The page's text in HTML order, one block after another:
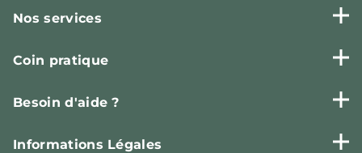
Nos services
Coin pratique
Besoin d'aide ?
Informations Légales